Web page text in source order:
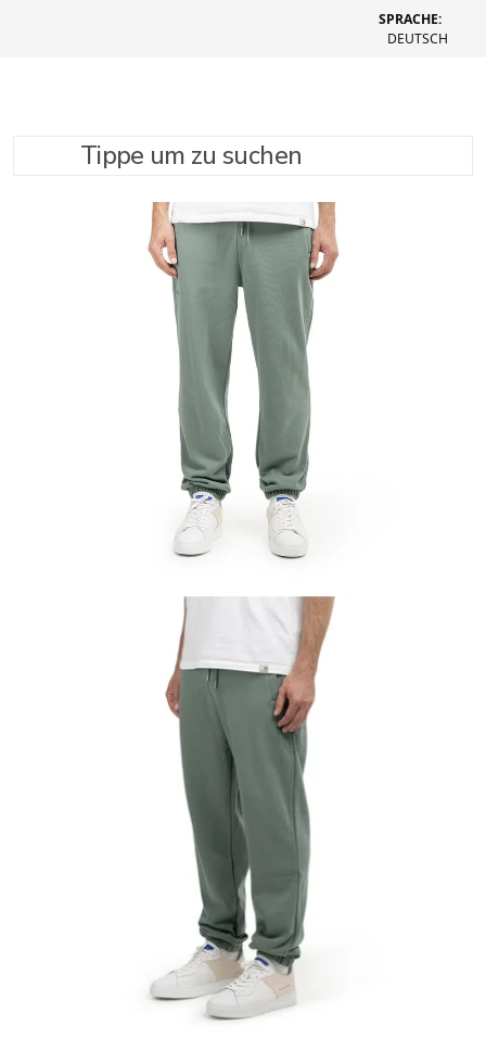
SPRACHE:
DEUTSCH
Tippe um zu suchen